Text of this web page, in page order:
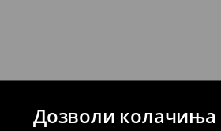
Дозволи колачиња